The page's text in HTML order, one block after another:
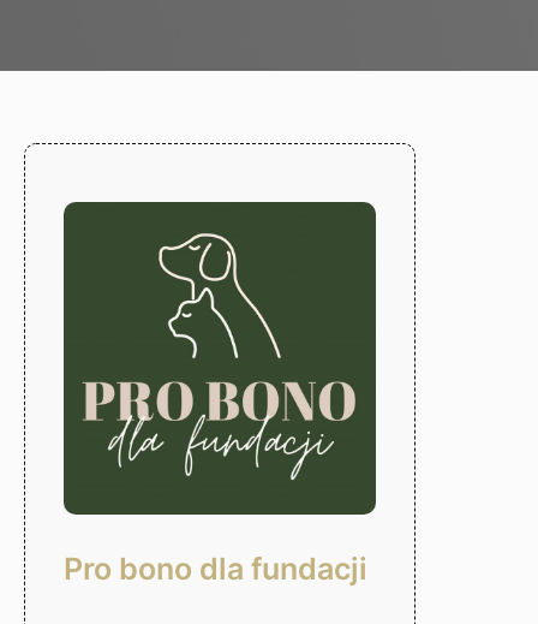
Pro bono dla fundacji